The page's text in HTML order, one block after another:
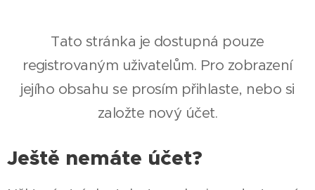
Tato stránka je dostupná pouze
registrovaným uživatelům. Pro zobrazení
jejího obsahu se prosím přihlaste, nebo si
založte nový účet.
Ještě nemáte účet?